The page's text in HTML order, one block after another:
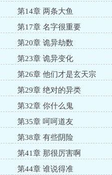
第14章 两条大鱼
第17章 名字很重要
第20章 诡异劫数
第23章 诡异变化
第26章 他们才是玄天宗
第29章 绝对的异类
第32章 你什么鬼
第35章 呵呵道友
第38章 有些阴险
第41章 那很厉害啊
第44章 谁说得准